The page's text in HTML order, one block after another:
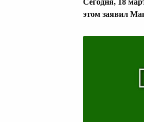
Сегодня, 18
этом заявил